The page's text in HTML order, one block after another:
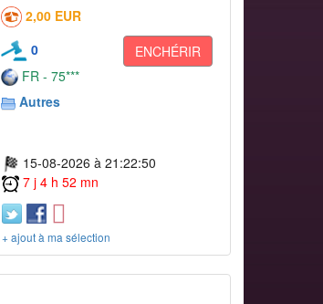
2,00 EUR
0
ENCHÉRIR
FR - 75***
Autres
15-08-2026 à 21:22:50
7 j 4 h 52 mn
+ ajout à ma sélection